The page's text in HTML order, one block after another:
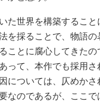
世界を構築するこ
を採ることで、物語
ことに腐心してきた
って、本作でも採用
については、仄めか
なのであるが、ここ